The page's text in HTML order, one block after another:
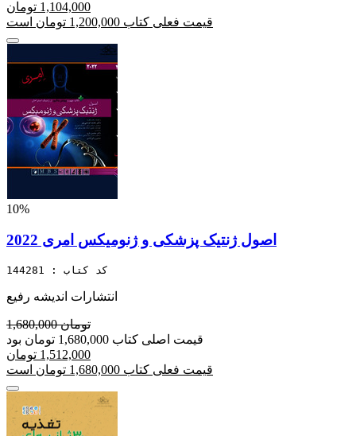
1,104,000 تومان
قیمت فعلی کتاب 1,200,000 تومان است
10%
اصول ژنتیک پزشکی و ژنومیکس امری 2022
کد کتاب : 144281
انتشارات اندیشه رفیع
1,680,000 تومان
قیمت اصلی کتاب 1,680,000 تومان بود
1,512,000 تومان
قیمت فعلی کتاب 1,680,000 تومان است